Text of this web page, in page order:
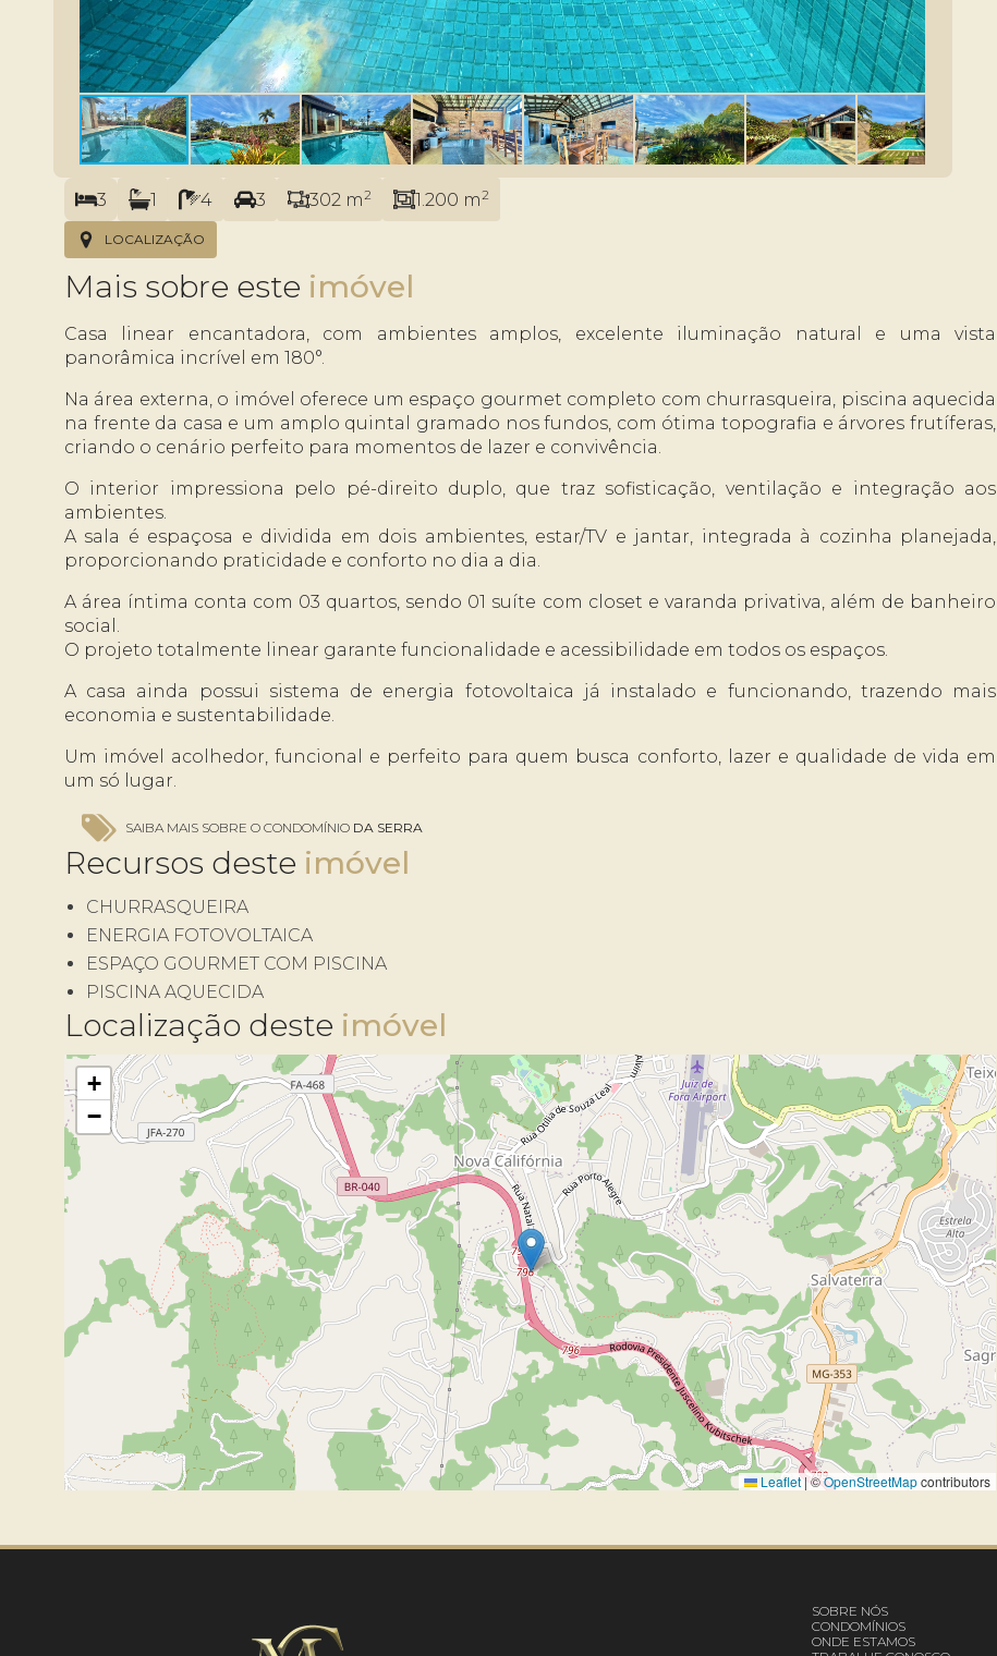
3 1 4 3 302 m2 1.200 m2
LOCALIZAÇÃO
Mais sobre este
Casa linear encantadora, com ambientes amplos, excelente iluminação natural e uma vista
panorâmica incrível em 180°.
Na área externa, o imóvel oferece um espaço gourmet completo com churrasqueira, piscina aquecida
na frente da casa e um amplo quintal gramado nos fundos, com ótima topografia e árvores frutíferas,
criando o cenário perfeito para momentos de lazer e convivência.
O interior impressiona pelo pé-direito duplo, que traz sofisticação, ventilação e integração aos
ambientes.
A sala é espaçosa e dividida em dois ambientes, estar/TV e jantar, integrada à cozinha planejada,
proporcionando praticidade e conforto no dia a dia.
A área íntima conta com 03 quartos, sendo 01 suíte com closet e varanda privativa, além de banheiro
social.
O projeto totalmente linear garante funcionalidade e acessibilidade em todos os espaços.
A casa ainda possui sistema de energia fotovoltaica já instalado e funcionando, trazendo mais
economia e sustentabilidade.
Um imóvel acolhedor, funcional e perfeito para quem busca conforto, lazer e qualidade de vida em
um só lugar.
SAIBA MAIS SOBRE O CONDOMÍNIO DA SERRA
Recursos deste
CHURRASQUEIRA
ENERGIA FOTOVOLTAICA
ESPAÇO GOURMET COM PISCINA
PISCINA AQUECIDA
Localização deste
+
−
Leaflet|©OpenStreetMapcontributors
SOBRE NÓS
CONDOMÍNIOS
ONDE ESTAMOS